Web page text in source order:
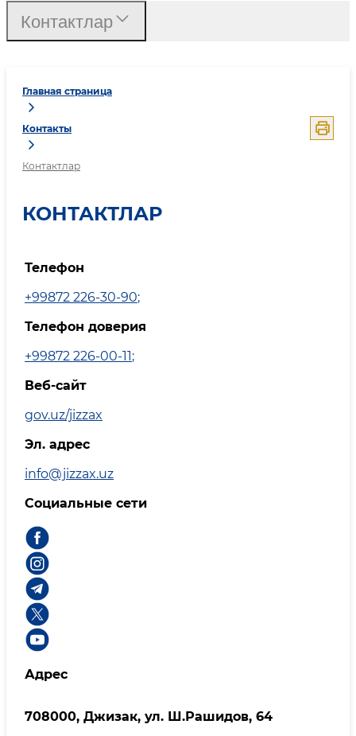
Главная страница
Контакты
Контактлар
КОНТАКТЛАР
Телефон
+99872 226-30-90;
Телефон доверия
+99872 226-00-11;
Веб-сайт
gov.uz/jizzax
Эл. адрес
info@jizzax.uz
Социальные сети
Адрес
708000, Джизак, ул. Ш.Рашидов, 64
Контактлар